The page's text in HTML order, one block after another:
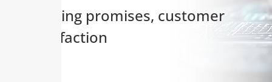
keeping promises, customer
satisfaction